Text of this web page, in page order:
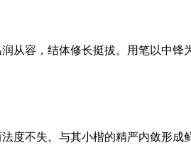
从容，结体修长挺拔。用笔以中锋
度不失。与其小楷的精严内敛形成